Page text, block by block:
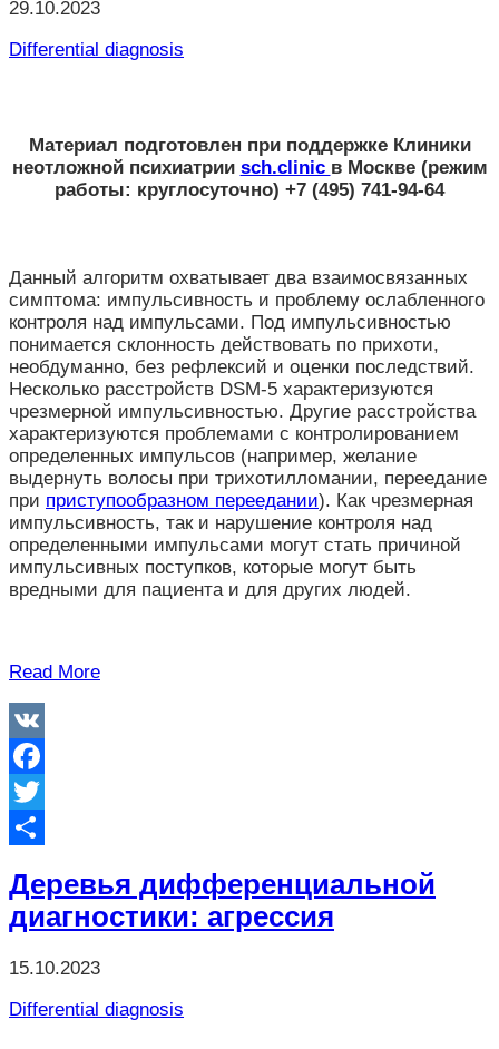
29.10.2023
Differential diagnosis
Материал подготовлен при поддержке Клиники
неотложной психиатрии sch.clinic в Москве(режим
работы: круглосуточно) +7 (495) 741-94-64
Данный алгоритм охватывает два взаимосвязанных
симптома: импульсивность и проблему ослабленного
контроля над импульсами. Под импульсивностью
понимается склонность действовать по прихоти,
необдуманно, без рефлексий и оценки последствий.
Несколько расстройств DSM-5 характеризуются
чрезмерной импульсивностью. Другие расстройства
характеризуются проблемами с контролированием
определенных импульсов (например, желание
выдернуть волосы при трихотилломании, переедание
при приступообразном переедании). Как чрезмерная
импульсивность, так и нарушение контроля над
определенными импульсами могут стать причиной
импульсивных поступков, которые могут быть
вредными для пациента и для других людей.
Read More
VK
Facebook
Twitter
Деревья дифференциальной
диагностики: агрессия
15.10.2023
Differential diagnosis